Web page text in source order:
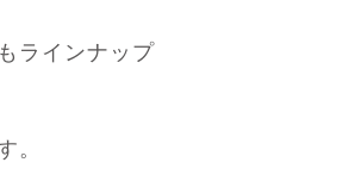
ラインナップ
。